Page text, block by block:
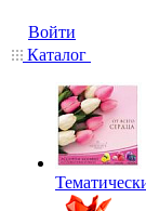
Войти
Каталог